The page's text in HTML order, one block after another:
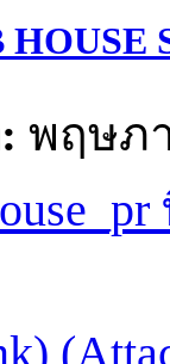
พฤษภ